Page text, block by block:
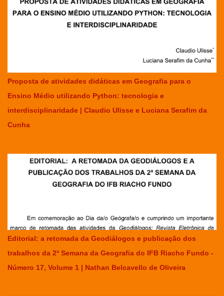
Proposta de atividades didáticas em Geografia para o
Ensino Médio utilizando Python: tecnologia e
interdisciplinaridade | Claudio Ulisse e Luciana Serafim da
Cunha
Editorial: a retomada da Geodiálogos e publicação dos
trabalhos da 2ª Semana da Geografia do IFB Riacho Fundo -
Número 17, Volume 1 | Nathan Belcavello de Oliveira